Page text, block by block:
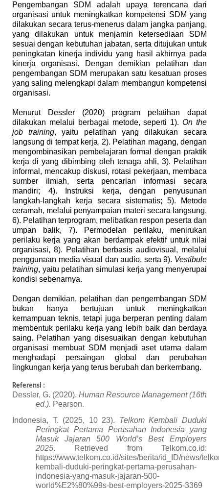
Pengembangan SDM adalah upaya terencana dari
organisasi untuk meningkatkan kompetensi SDM yang
dilakukan secara terus-menerus dalam jangka panjang,
yang dilakukan untuk menjamin ketersediaan SDM
sesuai dengan kebutuhan jabatan, serta ditujukan untuk
peningkatan kinerja individu yang hasil akhirnya pada
kinerja organisasi. Dengan demikian pelatihan dan
pengembangan SDM merupakan satu kesatuan proses
yang saling melengkapi dalam membangun kompetensi
organisasi.
Menurut Dessler (2020) program pelatihan dapat
dilakukan melalui berbagai metode, seperti 1).On the
job training, yaitu pelatihan yang dilakukan secara
langsung di tempat kerja, 2). Pelatihan magang, dengan
mengombinasikan pembelajaran formal dengan praktik
kerja di yang dibimbing oleh tenaga ahli, 3). Pelatihan
informal, mencakup diskusi, rotasi pekerjaan, membaca
sumber ilmiah, serta pencarian informasi secara
mandiri; 4). Instruksi kerja, dengan penyusunan
langkah-langkah kerja secara sistematis; 5). Metode
ceramah, melalui penyampaian materi secara langsung,
6). Pelatihan terprogram, melibatkan respon peserta dan
umpan balik, 7). Permodelan perilaku, menirukan
perilaku kerja yang akan berdampak efektif untuk nilai
organisasi, 8). Pelatihan berbasis audiovisual, melalui
penggunaan media visual dan audio, serta 9). Vestibule
training, yaitu pelatihan simulasi kerja yang menyerupai
kondisi sebenarnya.
Dengan demikian, pelatihan dan pengembangan SDM
bukan hanya bertujuan untuk meningkatkan
kemampuan teknis, tetapi juga berperan penting dalam
membentuk perilaku kerja yang lebih baik dan berdaya
saing. Pelatihan yang disesuaikan dengan kebutuhan
organisasi membuat SDM menjadi aset utama dalam
menghadapi persaingan global dan perubahan
lingkungan kerja yang terus berubah dan berkembang.
Referensi :
Dessler, G. (2020). Human Resource Management (16th
ed.). Pearson.
Indonesia, T. (2025, 10 23). Telkom Kembali Duduki
Peringkat Pertama Perusahan Indonesia yang
Masuk Jajaran 500 World’s Best Employers
2025. Retrieved from Telkom.co.id:
https://www.telkom.co.id/sites/berita/id_ID/news/
kembali-duduki-peringkat-pertama-perusahan-
indonesia-yang-masuk-jajaran-500-
world%E2%80%99s-best-employers-2025-3369